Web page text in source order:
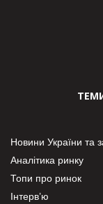
Новини України та
Аналітика ринку
Топи про ринок
Інтерв’ю